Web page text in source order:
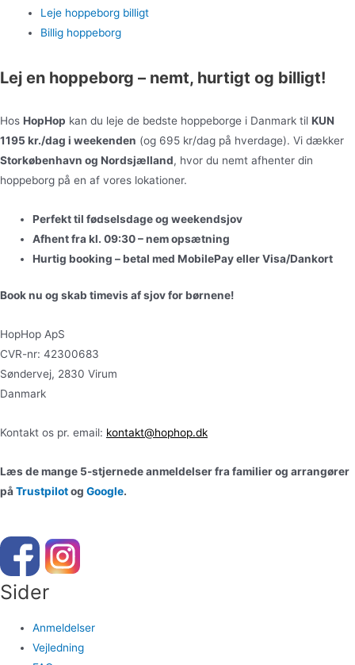
Leje hoppeborg billigt
Billig hoppeborg
Lej en hoppeborg – nemt, hurtigt og billigt!
Hos HopHop kan du leje de bedste hoppeborge i Danmark til KUN
1195 kr./dag i weekenden (og 695 kr/dag på hverdage). Vi dækker
Storkøbenhavn og Nordsjælland, hvor du nemt afhenter din
hoppeborg på en af vores lokationer.
Perfekt til fødselsdage og weekendsjov
Afhent fra kl. 09:30 – nem opsætning
Hurtig booking – betal med MobilePay eller Visa/Dankort
Book nu og skab timevis af sjov for børnene!
HopHop ApS
CVR-nr: 42300683
Søndervej, 2830 Virum
Danmark
Kontakt os pr. email: kontakt@hophop.dk
Læs de mange 5-stjernede anmeldelser fra familier og arrangører
påTrustpilotog Google.
Sider
Anmeldelser
Vejledning